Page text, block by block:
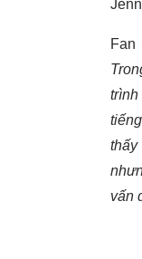
Fan
trình
thấy
vấn